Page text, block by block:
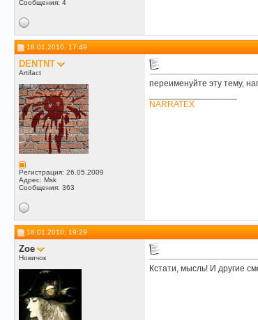
Сообщения: 4
18.01.2010, 17:49
DENTNT
Artifact
Регистрация: 26.05.2009
Адрес: Msk
Сообщения: 363
переименуйте эту тему,
NARRATEX
18.01.2010, 19:29
Zoe
Новичок
Кстати, мысль! И другие